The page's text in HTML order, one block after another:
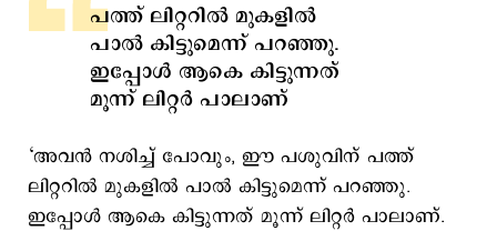
പത്ത് ലിറ്ററില്‍ മുകളില്‍
പാല്‍ കിട്ടുമെന്ന് പറഞ്ഞു.
ഇപ്പോള്‍ ആകെ കിട്ടുന്നത്
മൂന്ന് ലിറ്റര്‍ പാലാണ്
‘അവന്‍ നശിച്ച് പോവും, ഈ പശുവിന് പത്ത്
ലിറ്ററില്‍ മുകളില്‍ പാല്‍ കിട്ടുമെന്ന് പറഞ്ഞു.
ഇപ്പോള്‍ ആകെ കിട്ടുന്നത് മൂന്ന് ലിറ്റര്‍ പാലാണ്.